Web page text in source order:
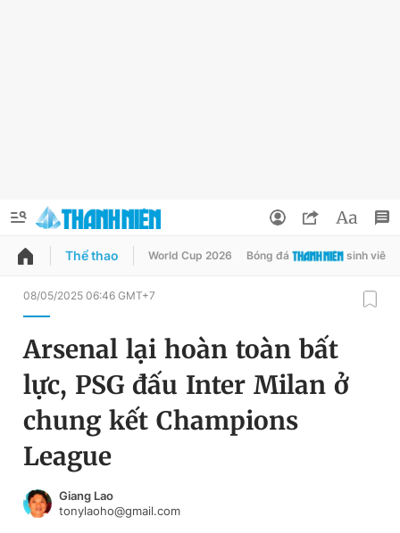
QUẢNG CÁO ĐẶT BÁO
Chuyên mục
Chuyên mục khác
Chào ngày mới
Tin thị trường
Đổi mật khẩu
Tin đã lưu
Tin đã xem
Thể thao World Cup 2026 Bóng đá sinh viên
08/05/2025 06:46 GMT+7
Arsenal lại hoàn toàn bất
lực, PSG đấu Inter Milan ở
chung kết Champions
League
Giang Lao
tonylaoho@gmail.com